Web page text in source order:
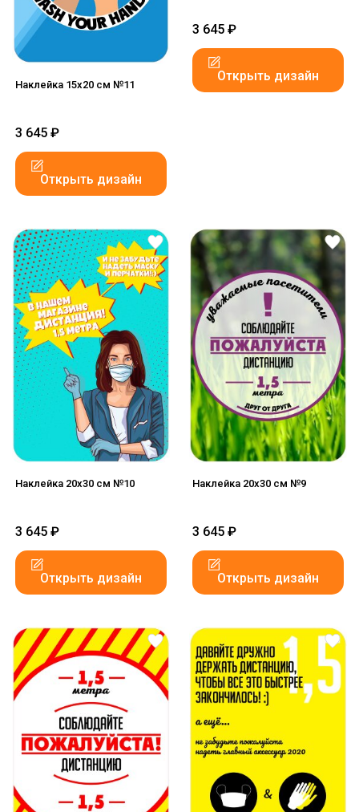
Наклейка 15x20 см №11
3 645 ₽
Открыть дизайн
3 645 ₽
Открыть дизайн
Наклейка 20x30 см №10
3 645 ₽
Открыть дизайн
Наклейка 20x30 см №9
3 645 ₽
Открыть дизайн